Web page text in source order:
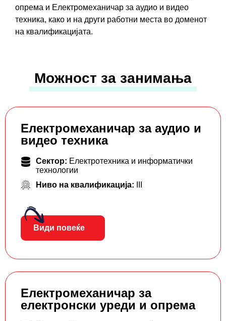
опрема и Електромеханичар за аудио и видео
техника, како и на други работни места во доменот
на квалификацијата.
Можност за занимања
Електромеханичар за аудио и
видео техника
Сектор: Електротехника и информатички
технологии
Ниво на квалификација:
Види повеќе
Електромеханичар за
електронски уреди и опрема